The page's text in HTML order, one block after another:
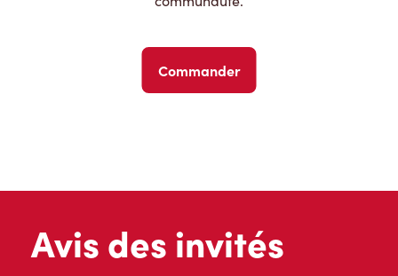
Commander
Avis des invités